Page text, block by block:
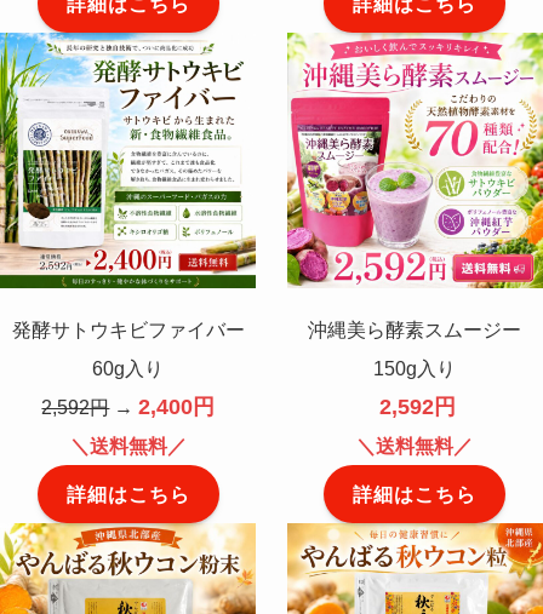
発酵サトウキビファイバー
60g入り
2,592円→2,400円
＼送料無料／
詳細はこちら
沖縄美ら酵素スムージー
150g入り
2,592円
＼送料無料／
詳細はこちら